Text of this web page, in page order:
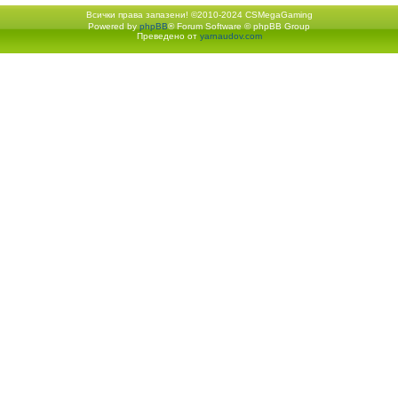
Всички права запазени! ©2010-2024 CSMegaGaming
Екип•Изтрий всички
Powered by phpBB® Forum Software © phpBB Group
Преведено от yarnaudov.com